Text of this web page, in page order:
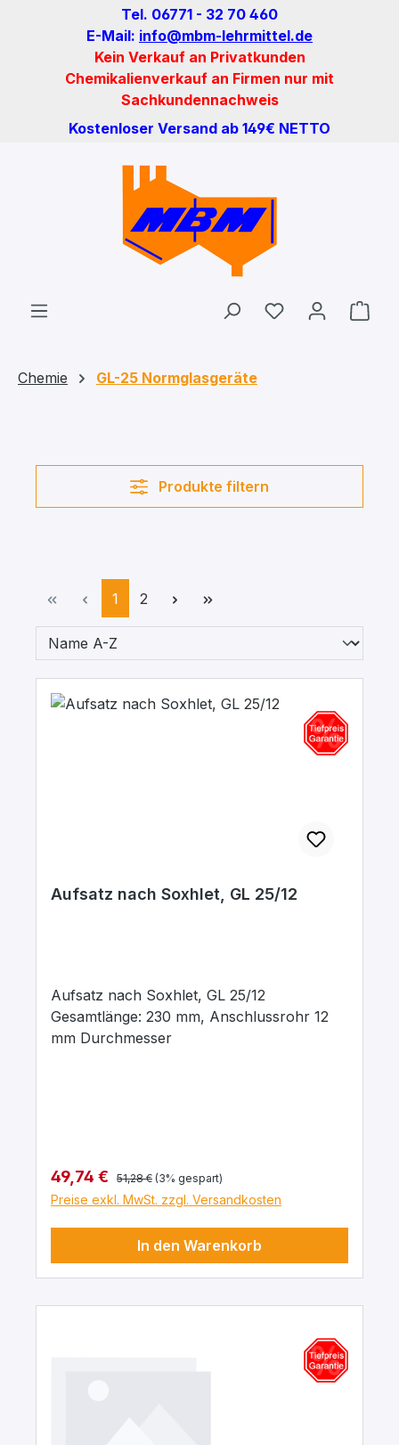
Zum Hauptinhalt springenTel. 06771 - 32 70 460
E-Mail: info@mbm-lehrmittel.de
Kein Verkauf an Privatkunden
Chemikalienverkauf an Firmen nur mit
Sachkundennachweis
Kostenloser Versand ab 149€ NETTO
Du hast 0
Chemie GL-25 Normglasgeräte
Produkte filtern
Seite
1 Seite
2
Aufsatz nach Soxhlet, GL 25/12
Aufsatz nach Soxhlet, GL 25/12
Gesamtlänge: 230 mm, Anschlussrohr 12
mm Durchmesser
Verkaufspreis:
49,74 € Regulärer Preis:
51,28 € (3% gespart)
Preise exkl. MwSt. zzgl. Versandkosten
In den Warenkorb